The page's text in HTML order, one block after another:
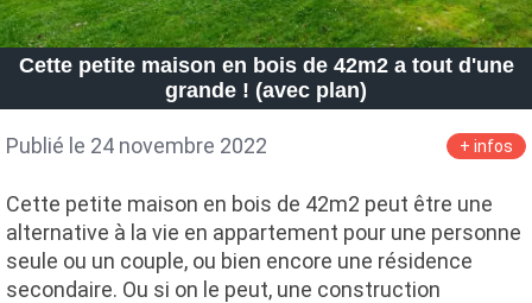
Cette petite maison en bois de 42m2 a tout d'une
grande ! (avec plan)
Publié le 24 novembre 2022 + infos
Cette petite maison en bois de 42m2 peut être une
alternative à la vie en appartement pour une personne
seule ou un couple, ou bien encore une résidence
secondaire. Ou si on le peut, une construction